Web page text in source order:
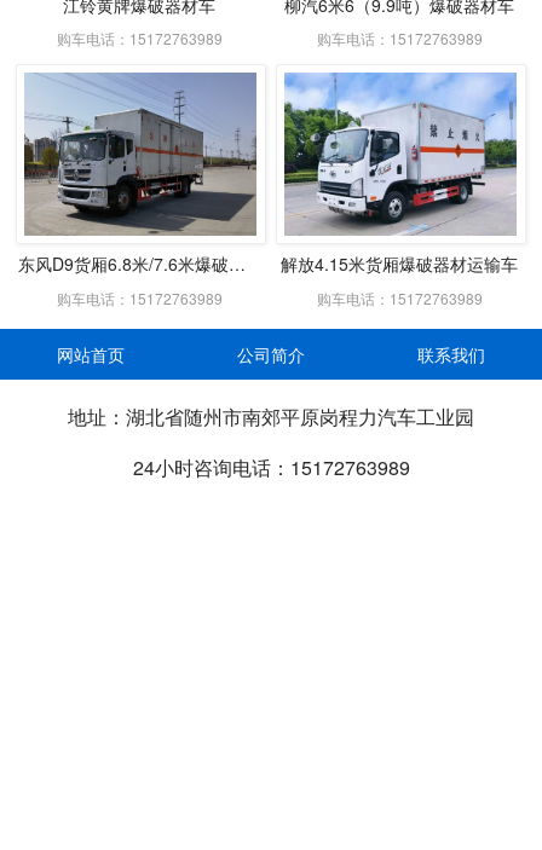
购车电话：15172763989 购车电话：15172763989
东风D9货厢6.8米/7.6米爆破器材车
购车电话：15172763989
解放4.15米货厢爆破器材运输车
购车电话：15172763989
网站首页 公司简介 联系我们
地址：湖北省随州市南郊平原岗程力汽车工业园
24小时咨询电话：15172763989